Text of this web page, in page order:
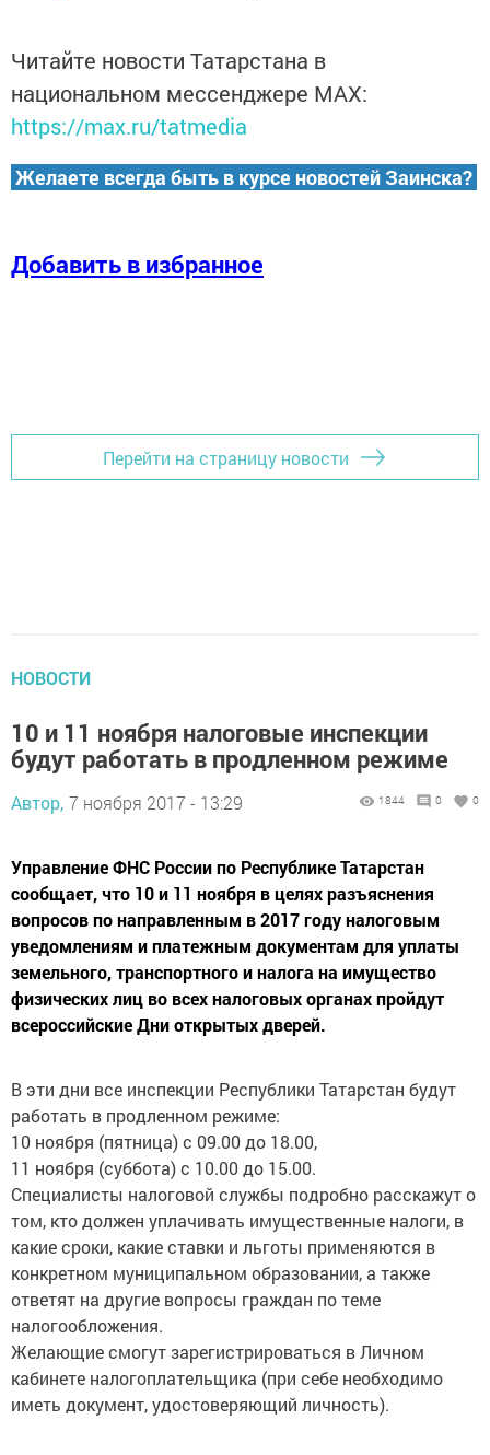
Читайте новости Татарстана в
национальном мессенджере MАХ:
https://max.ru/tatmedia
Желаете всегда быть в курсе новостей Заинска?
Добавить в избранное
Перейти на страницу новости
НОВОСТИ
10 и 11 ноября налоговые инспекции
будут работать в продленном режиме
Автор, 7 ноября 2017 - 13:29 1844 0 0
Управление ФНС России по Республике Татарстан
сообщает, что 10 и 11 ноября в целях разъяснения
вопросов по направленным в 2017 году налоговым
уведомлениям и платежным документам для уплаты
земельного, транспортного и налога на имущество
физических лиц во всех налоговых органах пройдут
всероссийские Дни открытых дверей.
В эти дни все инспекции Республики Татарстан будут
работать в продленном режиме:
10 ноября (пятница) с 09.00 до 18.00,
11 ноября (суббота) с 10.00 до 15.00.
Специалисты налоговой службы подробно расскажут о
том, кто должен уплачивать имущественные налоги, в
какие сроки, какие ставки и льготы применяются в
конкретном муниципальном образовании, а также
ответят на другие вопросы граждан по теме
налогообложения.
Желающие смогут зарегистрироваться в Личном
кабинете налогоплательщика (при себе необходимо
иметь документ, удостоверяющий личность).